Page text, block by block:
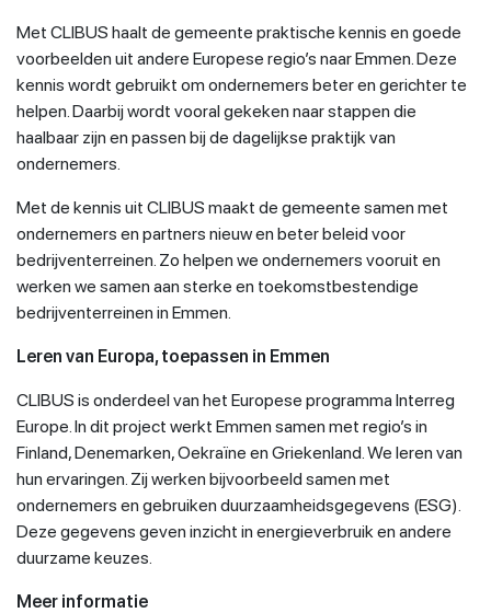
Met CLIBUS haalt de gemeente praktische kennis en goede
voorbeelden uit andere Europese regio’s naar Emmen. Deze
kennis wordt gebruikt om ondernemers beter en gerichter te
helpen. Daarbij wordt vooral gekeken naar stappen die
haalbaar zijn en passen bij de dagelijkse praktijk van
ondernemers.
Met de kennis uit CLIBUS maakt de gemeente samen met
ondernemers en partners nieuw en beter beleid voor
bedrijventerreinen. Zo helpen we ondernemers vooruit en
werken we samen aan sterke en toekomstbestendige
bedrijventerreinen in Emmen.
Leren van Europa, toepassen in Emmen
CLIBUS is onderdeel van het Europese programma Interreg
Europe. In dit project werkt Emmen samen met regio’s in
Finland, Denemarken, Oekraïne en Griekenland. We leren van
hun ervaringen. Zij werken bijvoorbeeld samen met
ondernemers en gebruiken duurzaamheidsgegevens (ESG).
Deze gegevens geven inzicht in energieverbruik en andere
duurzame keuzes.
Meer informatie